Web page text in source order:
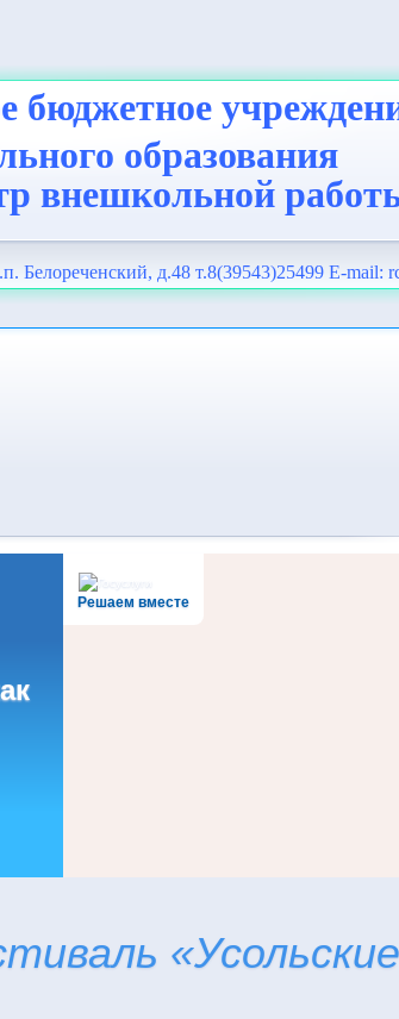
бюджетное
образования
внешкольной
Белореченский, д.48 т.8(39543)25499 E-mail:
Решаем вместе
«Усольские